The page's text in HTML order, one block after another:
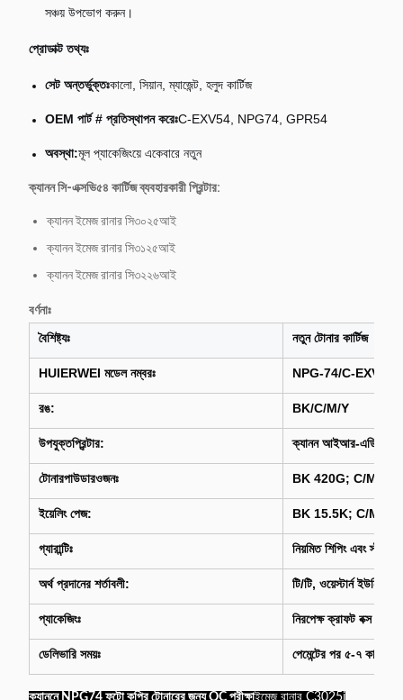
সঞ্চয় উপভোগ করুন।
প্রোডাক্ট তথ্যঃ
সেট অন্তর্ভুক্তঃকালো, সিয়ান, ম্যাজেন্ট, হলুদ কার্টিজ
OEM পার্ট # প্রতিস্থাপন করেঃC-EXV54, NPG74, GPR54
অবস্থা:মূল প্যাকেজিংয়ে একেবারে নতুন
ক্যানন সি-এক্সভি৫৪ কার্টিজ ব্যবহারকারী প্রিন্টার:
ক্যানন ইমেজ রানার সি৩০২৫আই
ক্যানন ইমেজ রানার সি৩১২৫আই
ক্যানন ইমেজ রানার সি৩২২৬আই
বর্ণনাঃ
বৈশিষ্ট্যঃ
নতুন টোনার কার্টিজ
HUIERWEI মডেল নম্বরঃ NPG-74/C-EXV54
রঙ: BK/C/M/Y
উপযুক্তপ্রিন্টার: ক্যানন আইআর-এডিভি
টোনারপাউডারওজনঃ BK 420G; C/M/Y
ইয়েলিং পেজ: BK 15.5K; C/M/Y
গ্যারান্টিঃ নিয়মিত শিপিং এবং স্টক
অর্থ প্রদানের শর্তাবলী: টি/টি, ওয়েস্টার্ন ইউনিয়ন,
প্যাকেজিংঃ নিরপেক্ষ ক্রাফট বক্স
ডেলিভারি সময়ঃ পেমেন্টের পর ৫-৭
ক্যাননে NPG74 ফটো কপির টোনারের জন্য QC পরীক্ষাইমেজ রানার C3025i